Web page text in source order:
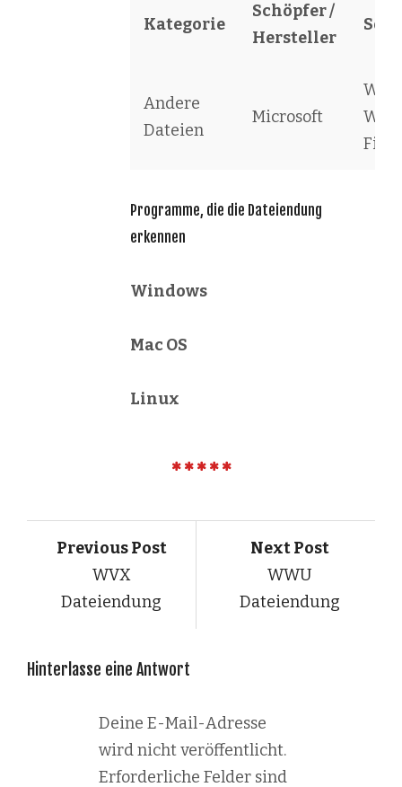
Kategorie
Schöpfer /
Hersteller
Andere
Dateien
Microsoft
File
Programme, die die Dateiendung
erkennen
Windows
Mac OS
Linux
Previous Post
WVX
Dateiendung
Next Post
WWU
Dateiendung
Hinterlasse eine Antwort
Deine E-Mail-Adresse
wird nicht veröffentlicht.
Erforderliche Felder sind